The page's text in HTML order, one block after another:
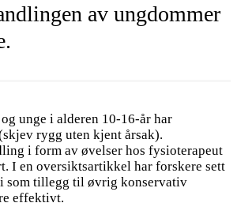
av ungdommer
unge i alderen 10-16-år har
rygg uten kjent årsak).
i form av øvelser hos fysioterapeut
I en oversiktsartikkel har forskere sett
som tillegg til øvrig konservativ
effektivt.